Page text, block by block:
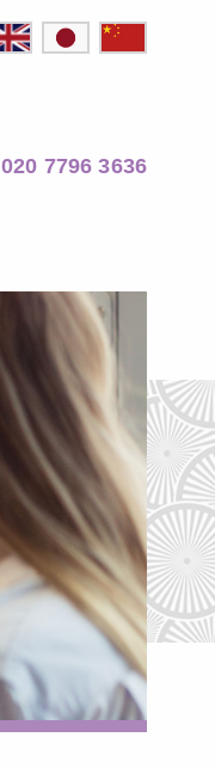
020 7796 3636